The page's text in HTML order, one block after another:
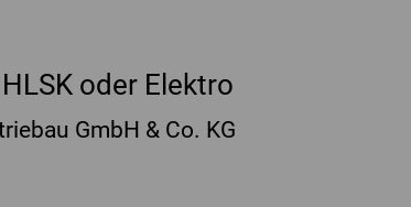
oder Elektro
GmbH & Co. KG